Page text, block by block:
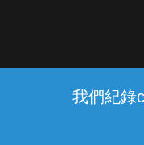
我們紀錄